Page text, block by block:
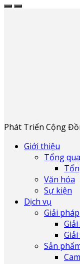
Phát Triển Cộng
Giới thiệu
Tổng
Văn hóa
Sự kiện
Dịch vụ
Giải pháp
Sản